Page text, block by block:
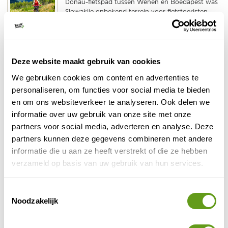
Deze website maakt gebruik van cookies
We gebruiken cookies om content en advertenties te
personaliseren, om functies voor social media te bieden
en om ons websiteverkeer te analyseren. Ook delen we
informatie over uw gebruik van onze site met onze
partners voor social media, adverteren en analyse. Deze
partners kunnen deze gegevens combineren met andere
informatie die u aan ze heeft verstrekt of die ze hebben
verzameld op basis van uw gebruik van hun services.
Noodzakelijk
Donau-fietspad tussen Wenen en Boedapest was
Slowakije onbekend terrein voor fietstoeristen.
Fietsen in Schotland
verken je sneller dan te voet dit adembenemende
landschap en geniet je volop van de outdoor...
BEKIJK
Fietsen in Bulgarije
Bulgarije, en met name de bergen van Bulgarije, is
een uitstekende bestemming om een weekje weg
te zijn en te fietsen in de natuur. Tijdens een...
eigen land? Nederland is een fietsland bij uitstek;